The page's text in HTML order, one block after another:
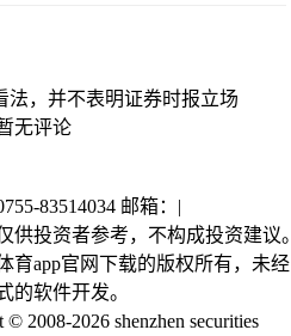
法，并不表明证券时报立场
无评论
83514034 邮箱： |
供投资者参考，不构成投资建议
育app官网下载的版权所有，未经
的软件开发。
2008-2026 shenzhen securities